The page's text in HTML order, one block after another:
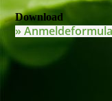
Download
»